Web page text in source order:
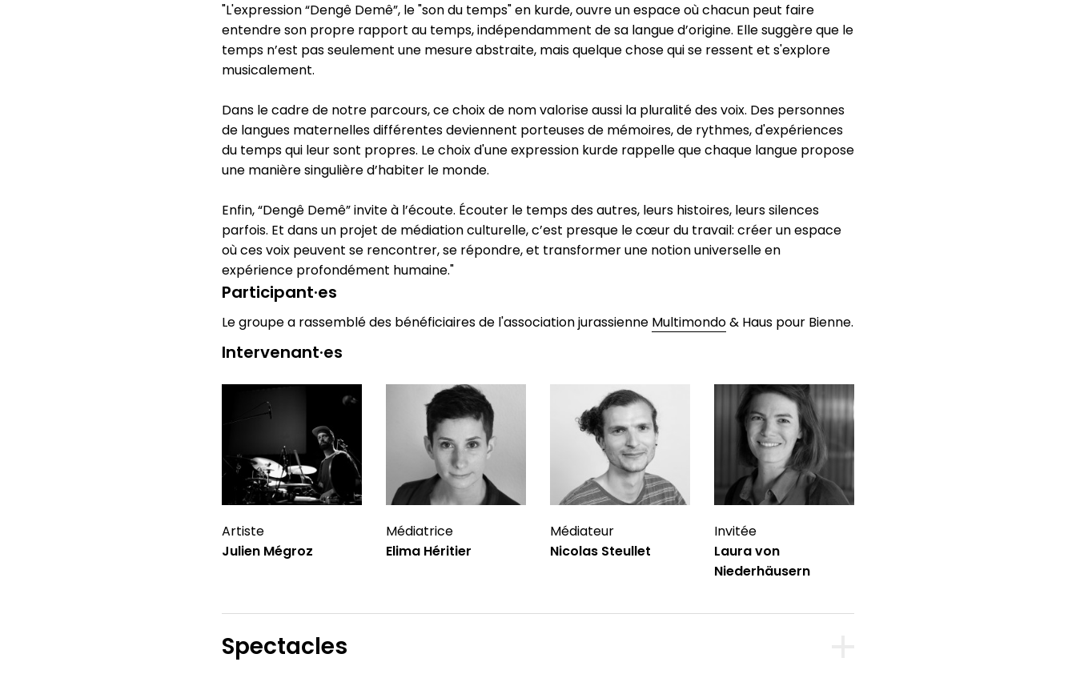
"L'expression “Dengê Demê”, le "son du temps" en kurde, ouvre un espace où chacun peut faire
entendre son propre rapport au temps, indépendamment de sa langue d’origine. Elle suggère que le
temps n’est pas seulement une mesure abstraite, mais quelque chose qui se ressent et s'explore
musicalement.
Dans le cadre de notre parcours, ce choix de nom valorise aussi la pluralité des voix. Des personnes
de langues maternelles différentes deviennent porteuses de mémoires, de rythmes, d'expériences
du temps qui leur sont propres. Le choix d'une expression kurde rappelle que chaque langue propose
une manière singulière d’habiter le monde.
Enfin, “Dengê Demê” invite à l’écoute. Écouter le temps des autres, leurs histoires, leurs silences
parfois. Et dans un projet de médiation culturelle, c’est presque le cœur du travail: créer un espace
où ces voix peuvent se rencontrer, se répondre, et transformer une notion universelle en
expérience profondément humaine."
Participant·es
Le groupe a rassemblé des bénéficiaires de l'association jurassienne Multimondo& Haus pour Bienne.
Intervenant·es
Artiste
Julien Mégroz
Médiatrice
Elima Héritier
Médiateur
Nicolas Steullet
Invitée
Laura von
Niederhäusern
Spectacles